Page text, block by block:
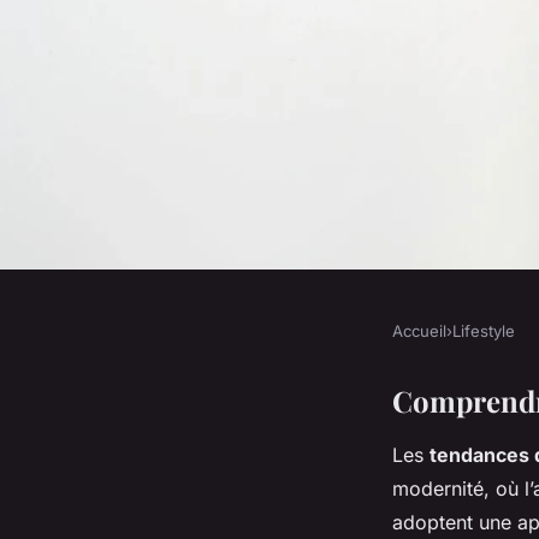
Adoptez les
Quotidien :
Accueil›Lifestyle
Les tendances
modernité, où
adoptent une